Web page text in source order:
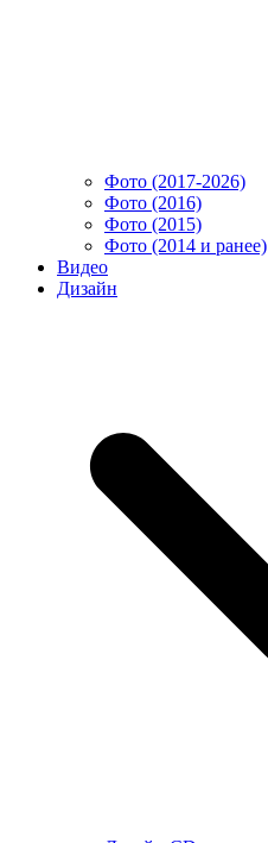
Фото (2017-2026)
Фото (2016)
Фото (2015)
Фото (2014 и ранее)
Видео
Дизайн